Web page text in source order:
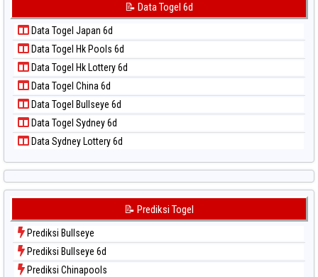
📝 Pola Dasar Taiwan
Data Togel Kuda Lari
Data Togel Magnum Cambodia
Data Togel Nagoya
Data Togel North Carolina Day
Data Togel Pcso
Data Togel Sao Paulo
Data Togel Singapore
Data Togel Sydney
Data Togel Sydney Lottery
Data Togel Sydney Lottery 6d
Data Togel Sydney Lotto
Data Togel Sydney Pools 6d
Data Togel Taipei
Data Togel Taiwan
📝 Data Togel 6d
Data Togel Japan 6d
Data Togel Hk Pools 6d
Data Togel Hk Lottery 6d
Data Togel China 6d
Data Togel Bullseye 6d
Data Togel Sydney 6d
Data Sydney Lottery 6d
📝 Prediksi Togel
Prediksi Bullseye
Prediksi Bullseye 6d
Prediksi Chinapools